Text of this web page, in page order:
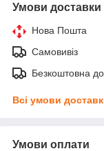
Умови доставки
Нова Пошта
Самовивіз
Безкоштовна
Всі умови
Умови оплати